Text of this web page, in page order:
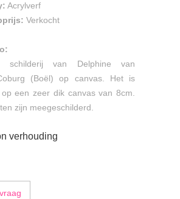
Acrylverf
Verkocht
schilderij van Delphine van
(Boël) op canvas. Het is
een zeer dik canvas van 8cm.
zijn meegeschilderd.
verhouding